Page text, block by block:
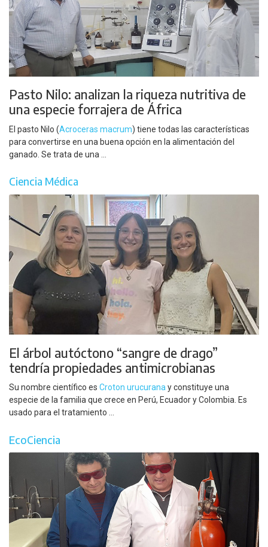
Pasto Nilo: analizan la riqueza nutritiva de
una especie forrajera de África
El pasto Nilo (Acroceras macrum) tiene todas las características
para convertirse en una buena opción en la alimentación del
ganado. Se trata de una ...
Ciencia Médica
El árbol autóctono “sangre de drago”
tendría propiedades antimicrobianas
Su nombre científico es Croton urucuranay constituye una
especie de la familia que crece en Perú, Ecuador y Colombia. Es
usado para el tratamiento ...
EcoCiencia